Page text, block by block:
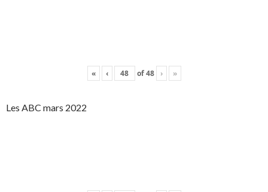
« ‹ of48 › »
Les ABC mars 2022